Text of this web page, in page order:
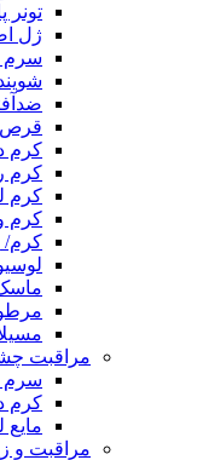
تونر
ژل
قرص
کرم
کرم
کرم
کرم
مراقبت
سرم
کرم
مایع
مراقبت و